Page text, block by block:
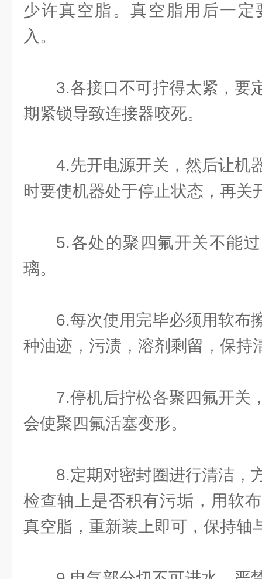
少许真空脂。真空脂用后一
入。
3.各接口不可拧得太紧，要
期紧锁导致连接器咬死。
4.先开电源开关，然后让机
时要使机器处于停止状态，再关
5.各处的聚四氟开关不能
璃。
6.每次使用完毕必须用软布
种油迹，污渍，溶剂剩留，保持
7.停机后拧松各聚四氟开关
会使聚四氟活塞变形。
8.定期对密封圈进行清洁，
检查轴上是否积有污垢，用软
真空脂，重新装上即可，保持轴